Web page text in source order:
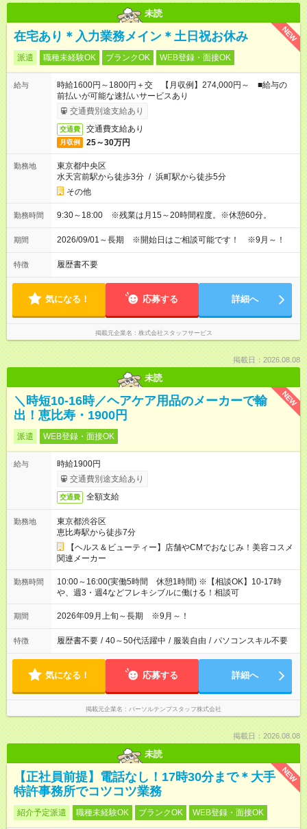
未読
NEW
在宅あり＊入力業務メイン＊土日祝お休み
派遣 職種未経験OK ブランクOK WEB登録・面接OK
給与
時給1600円～1800円＋交 【月収例】274,000円～ ■給与の
前払いが可能な速払いサービスあり
交通費別途支給あり
交通費 交通費支給あり
月収例 25～30万円
勤務地
東京都中央区
水天宮前駅から徒歩3分 / 浜町駅から徒歩5分
その他
勤務時間 9:30～18:00 ※残業は月15～20時間程度。※休憩60分。
期間 2026/09/01～長期 ※開始日はご相談可能です！ ※9月～！
特徴 履歴書不要
気になる！ 応募する 詳細へ
掲載元企業名 株式会社スタッフサービス
掲載日：2026.08.08
未読
NEW
＼時短10-16時／ヘアケア用品のメーカーで輸
出！恵比寿・1900円
派遣 WEB登録・面接OK
給与
時給1900円
交通費別途支給あり
交通費 全額支給
勤務地
東京都渋谷区
恵比寿駅から徒歩7分
【ヘルス＆ビューティー】店舗やCMでおなじみ！美容コスメ
関連メーカー
勤務時間
10:00～16:00(実働5時間 休憩1時間) ※【相談OK】10-17時
や、週3・週4などフレキシブルに働ける！相談可
期間 2026年09月上旬～長期 ※9月～！
特徴 履歴書不要 / 40～50代活躍中 / 服装自由 / パソコンスキル不要
気になる！ 応募する 詳細へ
掲載元企業名 パーソルテンプスタッフ株式会社
掲載日：2026.08.08
未読
NEW
【正社員前提】電話なし！17時30分まで＊大手
特許事務所でコツコツ業務
紹介予定派遣 職種未経験OK ブランクOK WEB登録・面接OK